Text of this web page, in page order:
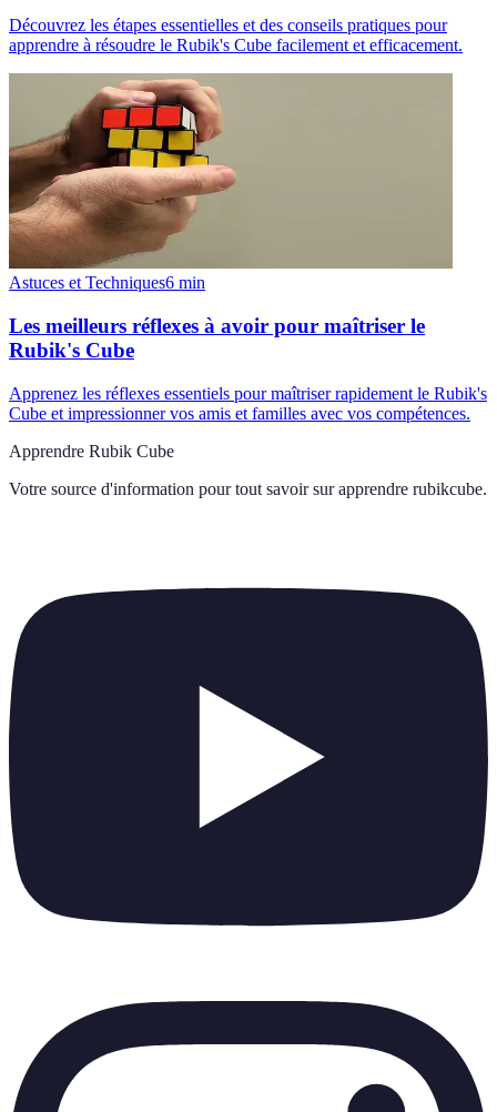
Découvrez les étapes essentielles et des conseils pratiques pour
apprendre à résoudre le Rubik's Cube facilement et efficacement.
Astuces et Techniques6 min
Les meilleurs réflexes à avoir pour maîtriser le
Rubik's Cube
Apprenez les réflexes essentiels pour maîtriser rapidement le Rubik's
Cube et impressionner vos amis et familles avec vos compétences.
Apprendre Rubik Cube
Votre source d'information pour tout savoir sur apprendre rubikcube.